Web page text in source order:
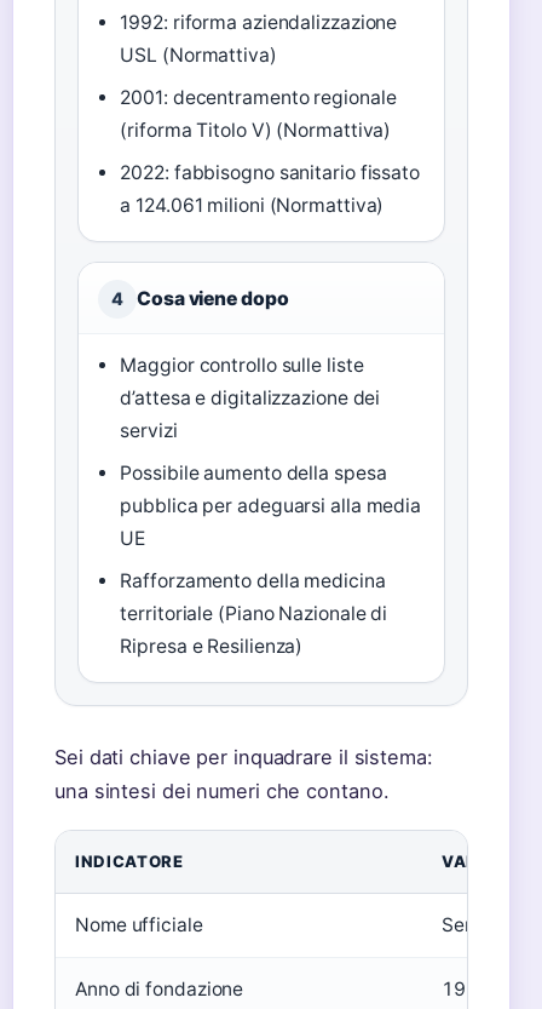
1992: riforma aziendalizzazione
USL (Normattiva)
2001: decentramento regionale
(riforma Titolo V) (Normattiva)
2022: fabbisogno sanitario fissato
a 124.061 milioni (Normattiva)
4 Cosa viene dopo
Maggior controllo sulle liste
d’attesa e digitalizzazione dei
servizi
Possibile aumento della spesa
pubblica per adeguarsi alla media
UE
Rafforzamento della medicina
territoriale (Piano Nazionale di
Ripresa e Resilienza)
Sei dati chiave per inquadrare il sistema:
una sintesi dei numeri che contano.
INDICATORE VALORE
Nome ufficiale Servizio
Anno di fondazione 1978